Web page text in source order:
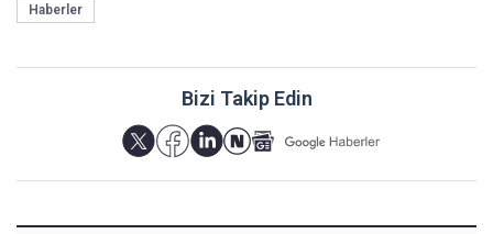
Haberler
Bizi Takip Edin